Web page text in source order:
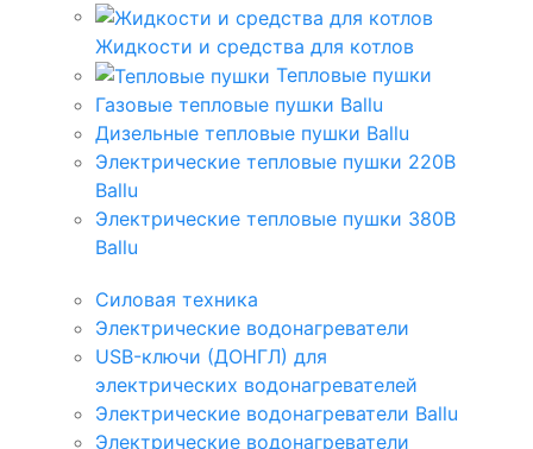
Жидкости и средства для котлов
Тепловые пушки
Газовые тепловые пушки Ballu
Дизельные тепловые пушки Ballu
Электрические тепловые пушки 220В
Ballu
Электрические тепловые пушки 380В
Ballu
Силовая техника
Электрические водонагреватели
USB-ключи (ДОНГЛ) для
электрических водонагревателей
Электрические водонагреватели Ballu
Электрические водонагреватели